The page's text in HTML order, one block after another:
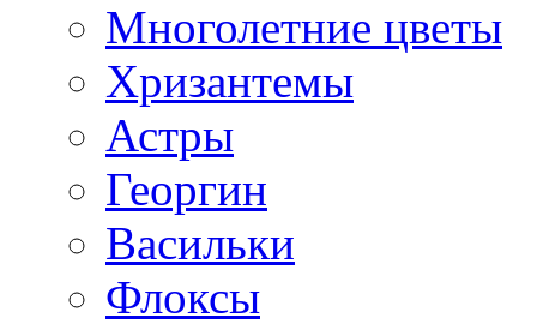
Многолетние цветы
Хризантемы
Астры
Георгин
Васильки
Флоксы